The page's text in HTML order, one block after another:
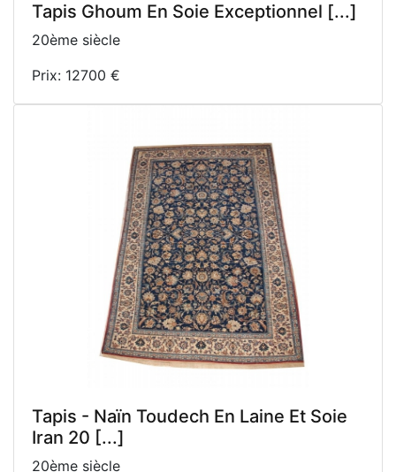
Tapis Ghoum En Soie Exceptionnel [...]
20ème siècle
Prix: 12700 €
Tapis - Naïn Toudech En Laine Et Soie
Iran 20 [...]
20ème siècle